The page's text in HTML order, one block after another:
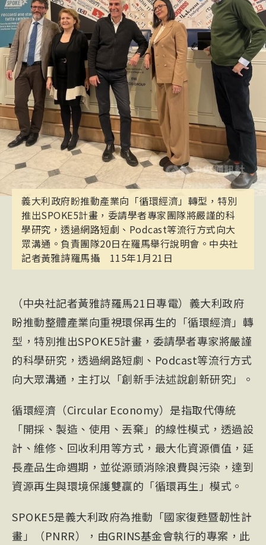
義大利政府盼推動產業向「循環經濟」轉型，特別
推出SPOKE5計畫，委請學者專家團隊將嚴謹的科
學研究，透過網路短劇、Podcast等流行方式向大
眾溝通。負責團隊20日在羅馬舉行說明會。中央社
記者黃雅詩羅馬攝 115年1月21日
（中央社記者黃雅詩羅馬21日專電）義大利政府
盼推動整體產業向重視環保再生的「循環經濟」轉
型，特別推出SPOKE5計畫，委請學者專家將嚴謹
的科學研究，透過網路短劇、Podcast等流行方式
向大眾溝通，主打以「創新手法述說創新研究」。
循環經濟（Circular Economy）是指取代傳統
「開採、製造、使用、丟棄」的線性模式，透過設
計、維修、回收利用等方式，最大化資源價值，延
長產品生命週期，並從源頭消除浪費與污染，達到
資源再生與環境保護雙贏的「循環再生」模式。
SPOKE5是義大利政府為推動「國家復甦暨韌性計
畫」（PNRR），由GRINS基金會執行的專案，此